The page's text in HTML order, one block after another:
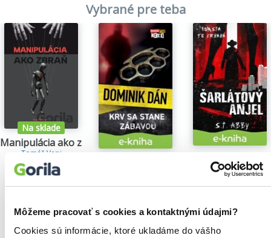
Môžeme pracovať s cookies a kontaktnými údajmi?
Cookies sú informácie, ktoré ukladáme do vášho
Vybrané pre teba
Na sklade
Manipulácia ako zbraň
Tomáš Vepi
15,79€
14,35€
Šarlátový anjel
S.T. Abby
5,84€